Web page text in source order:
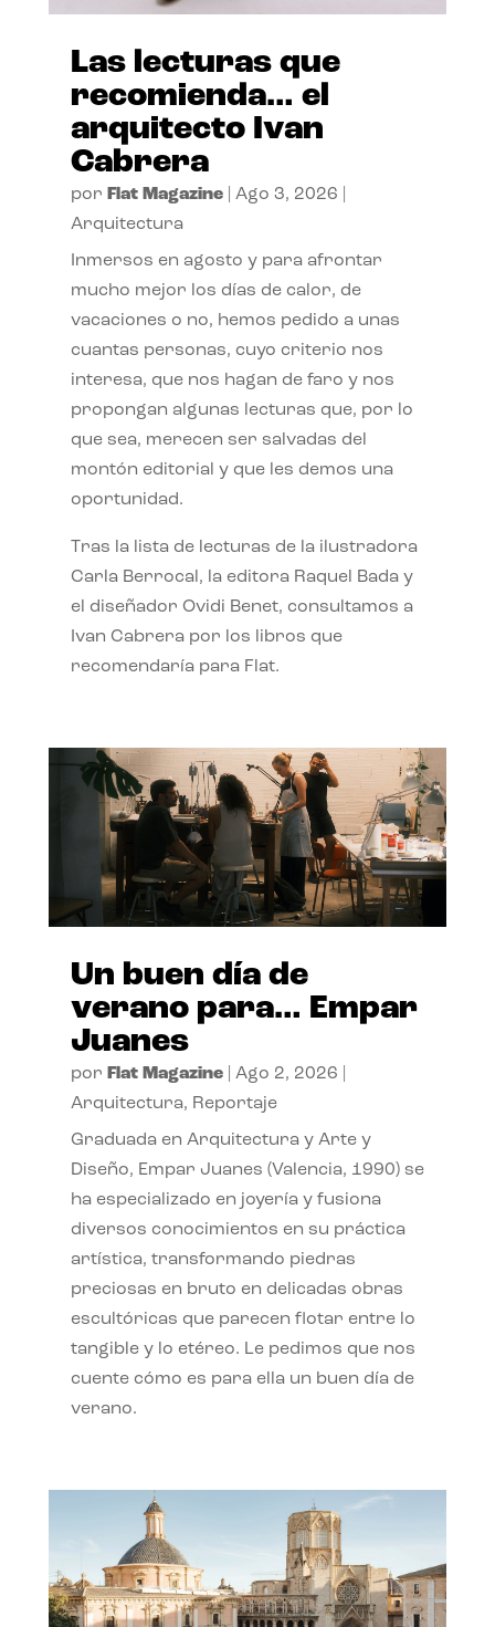
Las lecturas que
recomienda… el
arquitecto Ivan
Cabrera
por Flat Magazine| Ago 3, 2026
Arquitectura
Inmersos en agosto y para afrontar
mucho mejor los días de calor, de
vacaciones o no, hemos pedido a unas
cuantas personas, cuyo criterio nos
interesa, que nos hagan de faro y nos
propongan algunas lecturas que, por lo
que sea, merecen ser salvadas del
montón editorial y que les demos una
oportunidad.
Tras la lista de lecturas de la ilustradora
Carla Berrocal, la editora Raquel Bada y
el diseñador Ovidi Benet, consultamos a
Ivan Cabrera por los libros que
recomendaría para Flat.
Un buen día de
verano para… Empar
Juanes
por Flat Magazine| Ago 2, 2026
Arquitectura, Reportaje
Graduada en Arquitectura y Arte y
Diseño, Empar Juanes (Valencia, 1990) se
ha especializado en joyería y fusiona
diversos conocimientos en su práctica
artística, transformando piedras
preciosas en bruto en delicadas obras
escultóricas que parecen flotar entre lo
tangible y lo etéreo. Le pedimos que nos
cuente cómo es para ella un buen día de
verano.